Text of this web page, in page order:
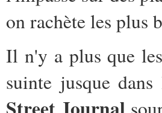
on rachète les plus
Il n'y a plus que
suinte jusque